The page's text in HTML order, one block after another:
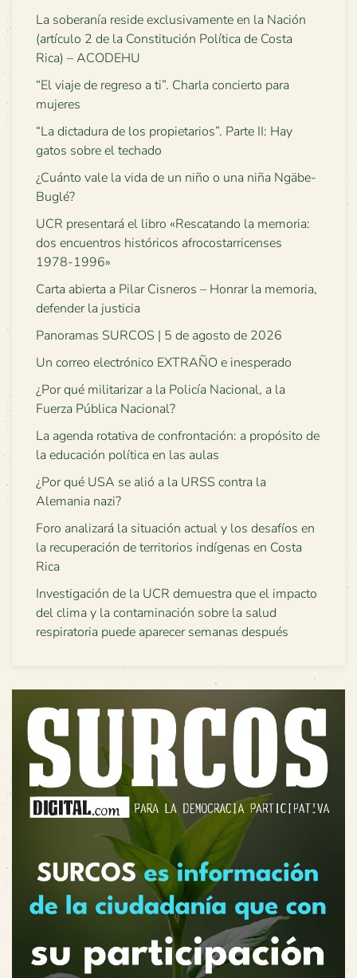
La soberanía reside exclusivamente en la Nación
(artículo 2 de la Constitución Política de Costa
Rica) – ACODEHU
“El viaje de regreso a ti”. Charla concierto para
mujeres
“La dictadura de los propietarios”. Parte II: Hay
gatos sobre el techado
¿Cuánto vale la vida de un niño o una niña Ngäbe-
Buglé?
UCR presentará el libro «Rescatando la memoria:
dos encuentros históricos afrocostarricenses
1978-1996»
Carta abierta a Pilar Cisneros – Honrar la memoria,
defender la justicia
Panoramas SURCOS | 5 de agosto de 2026
Un correo electrónico EXTRAÑO e inesperado
¿Por qué militarizar a la Policía Nacional, a la
Fuerza Pública Nacional?
La agenda rotativa de confrontación: a propósito de
la educación política en las aulas
¿Por qué USA se alió a la URSS contra la
Alemania nazi?
Foro analizará la situación actual y los desafíos en
la recuperación de territorios indígenas en Costa
Rica
Investigación de la UCR demuestra que el impacto
del clima y la contaminación sobre la salud
respiratoria puede aparecer semanas después